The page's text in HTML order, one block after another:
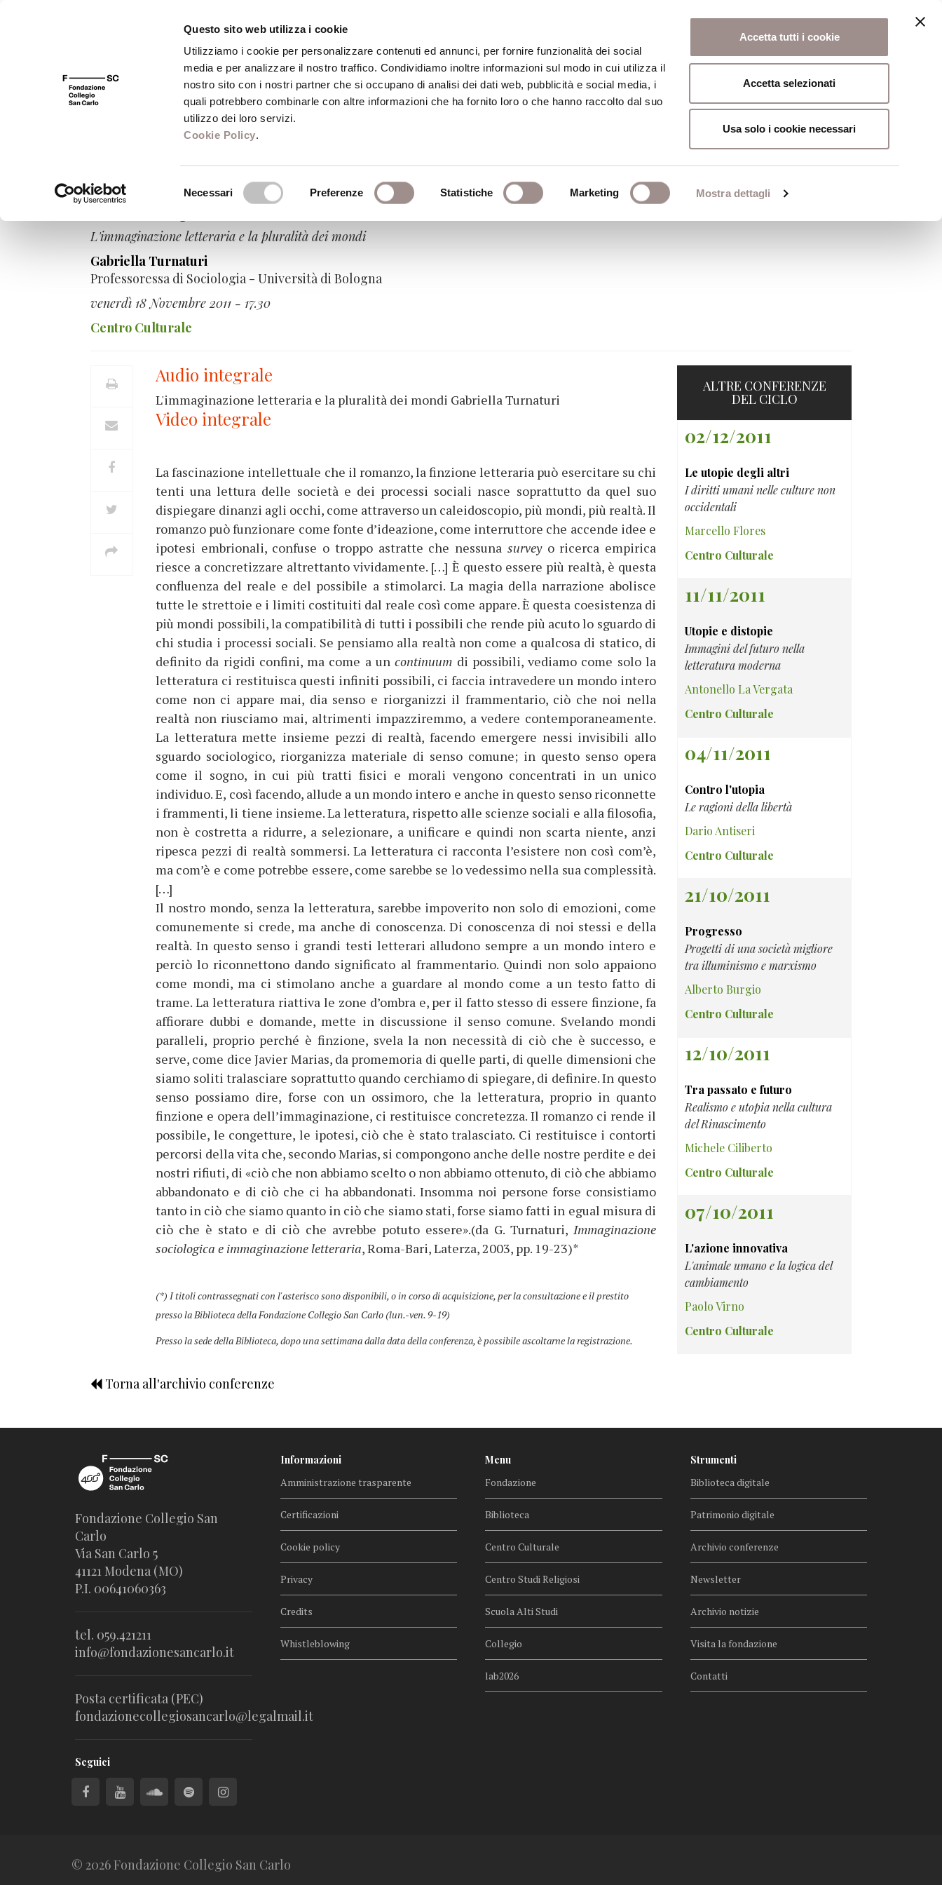
Questo sito web utilizza i cookie
Utilizziamo i cookie per personalizzare contenuti ed annunci, per fornire funzionalità dei social
media e per analizzare il nostro traffico. Condividiamo inoltre informazioni sul modo in cui utilizza il
nostro sito con i nostri partner che si occupano di analisi dei dati web, pubblicità e social media, i
quali potrebbero combinarle con altre informazioni che ha fornito loro o che hanno raccolto dal suo
utilizzo dei loro servizi.
Cookie Policy.
Necessari Preferenze Statistiche Marketing Mostra dettagli
Accetta tutti i cookie
Accetta selezionati
Usa solo i cookie necessari
FSC 400 Fondazione Biblioteca Centro Culturale Centro Studi Religiosi Scuola Alti Studi
Utopia. Storia e teoria di un'esperienza politica
Il reale e il possibile
L'immaginazione letteraria e la pluralità dei mondi
Gabriella Turnaturi
Professoressa di Sociologia - Università di Bologna
venerdì 18 Novembre 2011 - 17.30
Centro Culturale
Audio integrale
L'immaginazione letteraria e la pluralità dei mondi Gabriella Turnaturi
Video integrale
La fascinazione intellettuale che il romanzo, la finzione letteraria può esercitare su chi
tenti una lettura delle società e dei processi sociali nasce soprattutto da quel suo
dispiegare dinanzi agli occhi, come attraverso un caleidoscopio, più mondi, più realtà. Il
romanzo può funzionare come fonte d’ideazione, come interruttore che accende idee e
ipotesi embrionali, confuse o troppo astratte che nessuna survey o ricerca empirica
riesce a concretizzare altrettanto vividamente. […] È questo essere più realtà, è questa
confluenza del reale e del possibile a stimolarci. La magia della narrazione abolisce
tutte le strettoie e i limiti costituiti dal reale così come appare. È questa coesistenza di
più mondi possibili, la compatibilità di tutti i possibili che rende più acuto lo sguardo di
chi studia i processi sociali. Se pensiamo alla realtà non come a qualcosa di statico, di
definito da rigidi confini, ma come a uncontinuum di possibili, vediamo come solo la
letteratura ci restituisca questi infiniti possibili, ci faccia intravedere un mondo intero
come non ci appare mai, dia senso e riorganizzi il frammentario, ciò che noi nella
realtà non riusciamo mai, altrimenti impazziremmo, a vedere contemporaneamente.
La letteratura mette insieme pezzi di realtà, facendo emergere nessi invisibili allo
sguardo sociologico, riorganizza materiale di senso comune; in questo senso opera
come il sogno, in cui più tratti fisici e morali vengono concentrati in un unico
individuo. E, così facendo, allude a un mondo intero e anche in questo senso riconnette
i frammenti, li tiene insieme. La letteratura, rispetto alle scienze sociali e alla filosofia,
non è costretta a ridurre, a selezionare, a unificare e quindi non scarta niente, anzi
ripesca pezzi di realtà sommersi. La letteratura ci racconta l’esistere non così com’è,
ma com’è e come potrebbe essere, come sarebbe se lo vedessimo nella sua complessità.
[…]
Il nostro mondo, senza la letteratura, sarebbe impoverito non solo di emozioni, come
comunemente si crede, ma anche di conoscenza. Di conoscenza di noi stessi e della
realtà. In questo senso i grandi testi letterari alludono sempre a un mondo intero e
perciò lo riconnettono dando significato al frammentario. Quindi non solo appaiono
come mondi, ma ci stimolano anche a guardare al mondo come a un testo fatto di
trame. La letteratura riattiva le zone d’ombra e, per il fatto stesso di essere finzione, fa
affiorare dubbi e domande, mette in discussione il senso comune. Svelando mondi
paralleli, proprio perché è finzione, svela la non necessità di ciò che è successo, e
serve, come dice Javier Marias, da promemoria di quelle parti, di quelle dimensioni che
siamo soliti tralasciare soprattutto quando cerchiamo di spiegare, di definire. In questo
senso possiamo dire, forse con un ossimoro, che la letteratura, proprio in quanto
finzione e opera dell’immaginazione, ci restituisce concretezza. Il romanzo ci rende il
possibile, le congetture, le ipotesi, ciò che è stato tralasciato. Ci restituisce i contorti
percorsi della vita che, secondo Marias, si compongono anche delle nostre perdite e dei
nostri rifiuti, di «ciò che non abbiamo scelto o non abbiamo ottenuto, di ciò che abbiamo
abbandonato e di ciò che ci ha abbandonati. Insomma noi persone forse consistiamo
tanto in ciò che siamo quanto in ciò che siamo stati, forse siamo fatti in egual misura di
ciò che è stato e di ciò che avrebbe potuto essere».(da G. Turnaturi, Immaginazione
sociologica e immaginazione letteraria, Roma-Bari, Laterza, 2003, pp. 19-23)*
(*) I titoli contrassegnati con l'asterisco sono disponibili, o in corso di acquisizione, per la consultazione e il prestito
presso la Biblioteca della Fondazione Collegio San Carlo (lun.-ven. 9-19)
Presso la sede della Biblioteca, dopo una settimana dalla data della conferenza, è possibile ascoltarne la registrazione.
ALTRE CONFERENZE
DEL CICLO
02/12/2011
Le utopie degli altri
I diritti umani nelle culture non
occidentali
Marcello Flores
Centro Culturale
11/11/2011
Utopie e distopie
Immagini del futuro nella
letteratura moderna
Antonello La Vergata
Centro Culturale
04/11/2011
Contro l'utopia
Le ragioni della libertà
Dario Antiseri
Centro Culturale
21/10/2011
Progresso
Progetti di una società migliore
tra illuminismo e marxismo
Alberto Burgio
Centro Culturale
12/10/2011
Tra passato e futuro
Realismo e utopia nella cultura
del Rinascimento
Michele Ciliberto
Centro Culturale
07/10/2011
L'azione innovativa
L'animale umano e la logica del
cambiamento
Paolo Virno
Centro Culturale
Torna all'archivio conferenze
Fondazione Collegio San
Carlo
Via San Carlo 5
41121 Modena (MO)
P.I. 00641060363
tel. 059.421211
info@fondazionesancarlo.it
Posta certificata (PEC)
fondazionecollegiosancarlo@legalmail.it
Seguici
Informazioni
Amministrazione trasparente
Certificazioni
Cookie policy
Privacy
Credits
Whistleblowing
Menu
Fondazione
Biblioteca
Centro Culturale
Centro Studi Religiosi
Scuola Alti Studi
Collegio
lab2026
Strumenti
Biblioteca digitale
Patrimonio digitale
Archivio conferenze
Newsletter
Archivio notizie
Visita la fondazione
Contatti
© 2026 Fondazione Collegio San Carlo